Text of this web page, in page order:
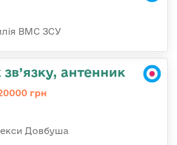
ВМС ЗСУ
антенник
грн
Довбуша